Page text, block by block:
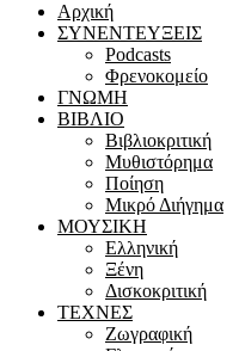
Αρχική
ΣΥΝΕΝΤΕΥΞΕΙΣ
Podcasts
Φρενοκομείο
ΓΝΩΜΗ
ΒΙΒΛΙΟ
Βιβλιοκριτική
Μυθιστόρημα
Ποίηση
Μικρό Διήγημα
ΜΟΥΣΙΚΗ
Ελληνική
Ξένη
Δισκοκριτική
ΤΕΧΝΕΣ
Ζωγραφική